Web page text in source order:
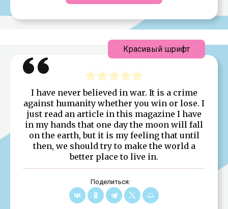
I have never believed in war. It is a crime
against humanity whether you win or lose. I
just read an article in this magazine I have
in my hands that one day the moon will fall
on the earth, but it is my feeling that until
then, we should try to make the world a
better place to live in.
Поделиться:
Красивый шрифт